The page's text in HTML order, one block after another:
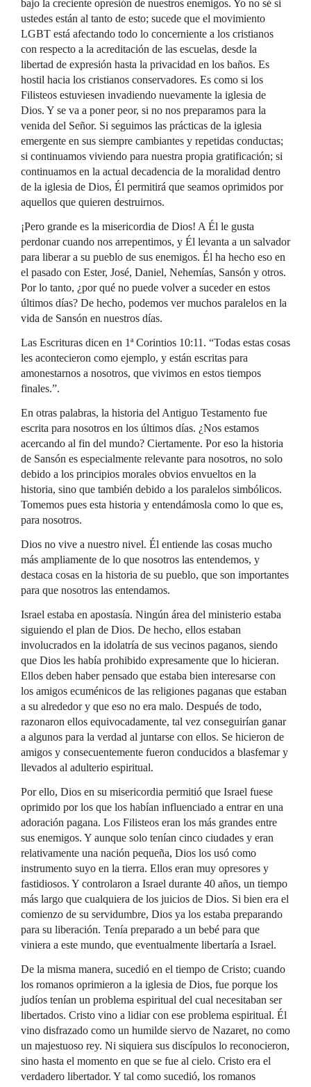
bajo la creciente opresión de nuestros enemigos. Yo no sé si
ustedes están al tanto de esto; sucede que el movimiento
LGBT está afectando todo lo concerniente a los cristianos
con respecto a la acreditación de las escuelas, desde la
libertad de expresión hasta la privacidad en los baños. Es
hostil hacia los cristianos conservadores. Es como si los
Filisteos estuviesen invadiendo nuevamente la iglesia de
Dios. Y se va a poner peor, si no nos preparamos para la
venida del Señor. Si seguimos las prácticas de la iglesia
emergente en sus siempre cambiantes y repetidas conductas;
si continuamos viviendo para nuestra propia gratificación; si
continuamos en la actual decadencia de la moralidad dentro
de la iglesia de Dios, Él permitirá que seamos oprimidos por
aquellos que quieren destruirnos.
¡Pero grande es la misericordia de Dios! A Él le gusta
perdonar cuando nos arrepentimos, y Él levanta a un salvador
para liberar a su pueblo de sus enemigos. Él ha hecho eso en
el pasado con Ester, José, Daniel, Nehemías, Sansón y otros.
Por lo tanto, ¿por qué no puede volver a suceder en estos
últimos días? De hecho, podemos ver muchos paralelos en la
vida de Sansón en nuestros días.
Las Escrituras dicen en 1ª Corintios 10:11. “Todas estas cosas
les acontecieron como ejemplo, y están escritas para
amonestarnos a nosotros, que vivimos en estos tiempos
finales.”.
En otras palabras, la historia del Antiguo Testamento fue
escrita para nosotros en los últimos días. ¿Nos estamos
acercando al fin del mundo? Ciertamente. Por eso la historia
de Sansón es especialmente relevante para nosotros, no solo
debido a los principios morales obvios envueltos en la
historia, sino que también debido a los paralelos simbólicos.
Tomemos pues esta historia y entendámosla como lo que es,
para nosotros.
Dios no vive a nuestro nivel. Él entiende las cosas mucho
más ampliamente de lo que nosotros las entendemos, y
destaca cosas en la historia de su pueblo, que son importantes
para que nosotros las entendamos.
Israel estaba en apostasía. Ningún área del ministerio estaba
siguiendo el plan de Dios. De hecho, ellos estaban
involucrados en la idolatría de sus vecinos paganos, siendo
que Dios les había prohibido expresamente que lo hicieran.
Ellos deben haber pensado que estaba bien interesarse con
los amigos ecuménicos de las religiones paganas que estaban
a su alrededor y que eso no era malo. Después de todo,
razonaron ellos equivocadamente, tal vez conseguirían ganar
a algunos para la verdad al juntarse con ellos. Se hicieron de
amigos y consecuentemente fueron conducidos a blasfemar y
llevados al adulterio espiritual.
Por ello, Dios en su misericordia permitió que Israel fuese
oprimido por los que los habían influenciado a entrar en una
adoración pagana. Los Filisteos eran los más grandes entre
sus enemigos. Y aunque solo tenían cinco ciudades y eran
relativamente una nación pequeña, Dios los usó como
instrumento suyo en la tierra. Ellos eran muy opresores y
fastidiosos. Y controlaron a Israel durante 40 años, un tiempo
más largo que cualquiera de los juicios de Dios. Si bien era el
comienzo de su servidumbre, Dios ya los estaba preparando
para su liberación. Tenía preparado a un bebé para que
viniera a este mundo, que eventualmente libertaría a Israel.
De la misma manera, sucedió en el tiempo de Cristo; cuando
los romanos oprimieron a la iglesia de Dios, fue porque los
judíos tenían un problema espiritual del cual necesitaban ser
libertados. Cristo vino a lidiar con ese problema espiritual. Él
vino disfrazado como un humilde siervo de Nazaret, no como
un majestuoso rey. Ni siquiera sus discípulos lo reconocieron,
sino hasta el momento en que se fue al cielo. Cristo era el
verdadero libertador. Y tal como sucedió, los romanos